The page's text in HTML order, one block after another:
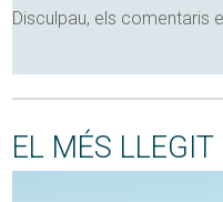
Disculpau, els comentaris
EL MÉS LLEGIT